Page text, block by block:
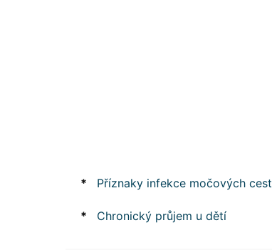
* Příznaky infekce močových cest
* Chronický průjem u dětí